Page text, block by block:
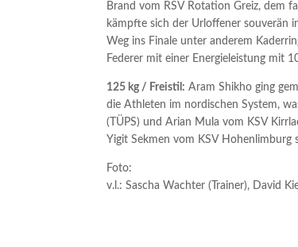
Brand vom RSV Rotation Greiz, dem
kämpfte sich der Urloffener souverän
Weg ins Finale unter anderem
Federer mit einer Energieleistung mit
125 kg / Freistil: Aram Shikho ging
die Athleten im nordischen System,
(TÜPS) und Arian Mula vom KSV
Yigit Sekmen vom KSV Hohenlimburg
Foto:
v.l.: Sascha Wachter (Trainer), David